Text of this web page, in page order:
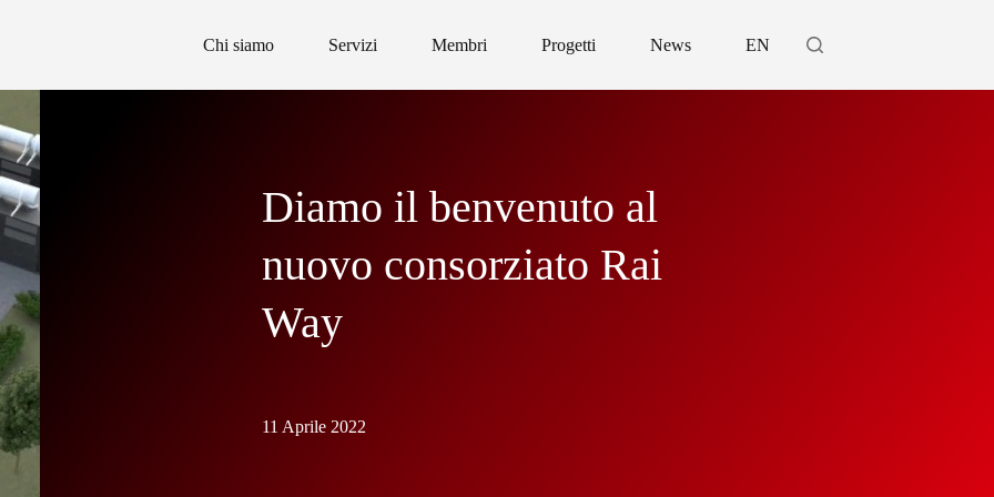
Chi siamo Servizi Membri Progetti News EN
Diamo il benvenuto al
nuovo consorziato Rai
Way
11 Aprile 2022